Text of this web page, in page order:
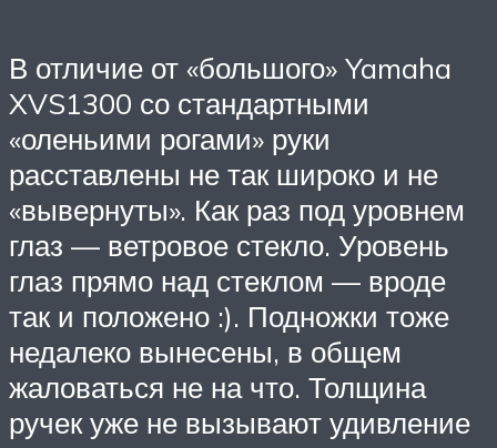
В отличие от «большого» Yamaha
XVS1300 со стандартными
«оленьими рогами» руки
расставлены не так широко и не
«вывернуты». Как раз под уровнем
глаз — ветровое стекло. Уровень
глаз прямо над стеклом — вроде
так и положено :). Подножки тоже
недалеко вынесены, в общем
жаловаться не на что. Толщина
ручек уже не вызывают удивление